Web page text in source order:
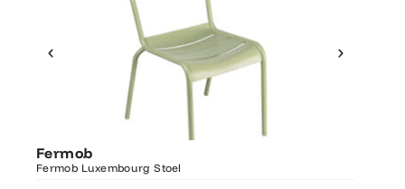
Fermob
Fermob Luxembourg Stoel
Ontdek Fermob
Luxembourg Stoel